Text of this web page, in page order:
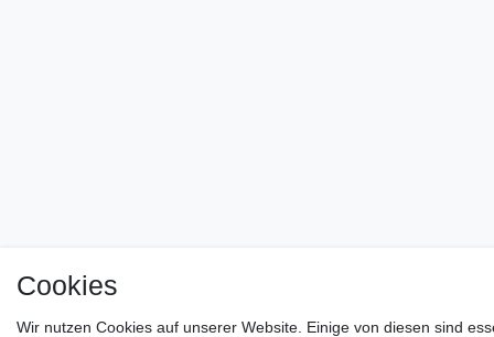
Cookies
Wir nutzen Cookies auf unserer Website. Einige von diesen sind